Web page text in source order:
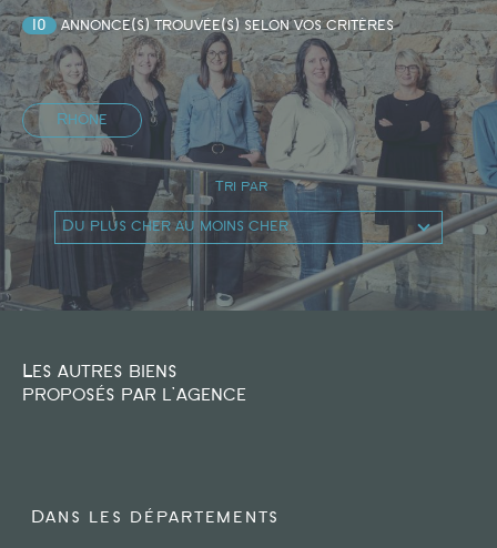
10 annonce(s) trouvée(s) selon vos critères
Rhône
Tri par
Du plus cher au moins cher
Les autres biens
proposés par l'agence
Dans les départements
critères
Type d'offre
Location
Budget